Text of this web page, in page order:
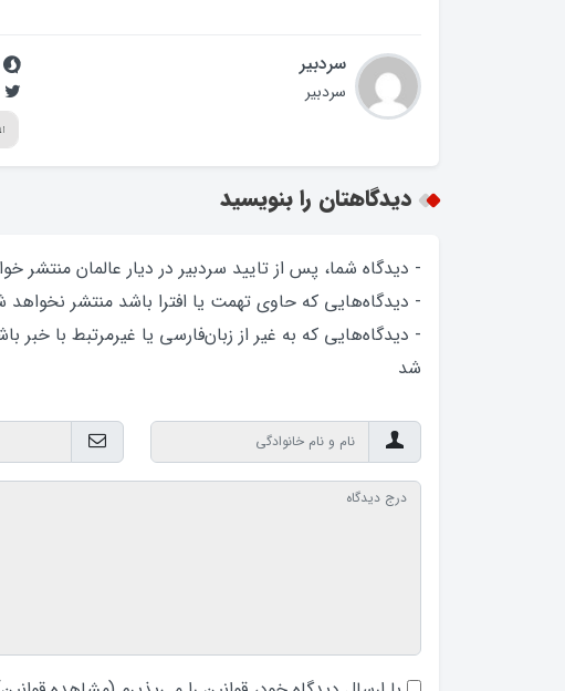
سردبیر
سردبیر
دیدگاهتان را بنویسید
- دیدگاه شما، پس از تایید سردبیر در دیار عالمان منتشر
- دیدگاه‌هایی که حاوی تهمت یا افترا باشد منتشر نخواهد‌
- دیدگاه‌هایی که به غیر از زبان‌فارسی یا غیرمرتبط با خبر
شد